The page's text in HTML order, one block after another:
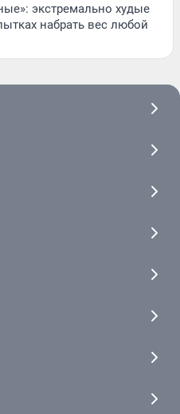
экстремально худые
набрать вес любой